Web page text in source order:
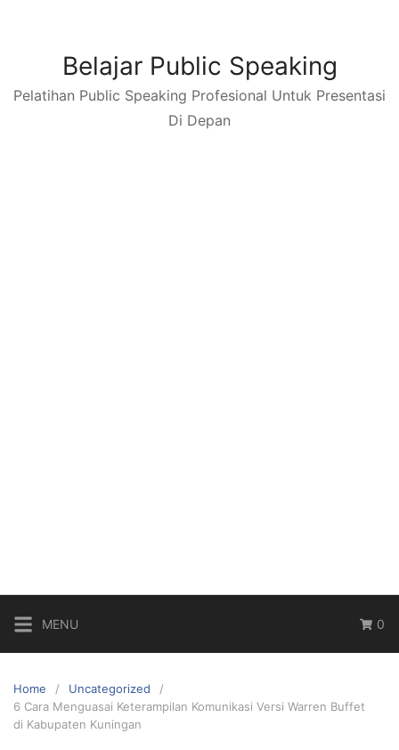
Belajar Public Speaking
Pelatihan Public Speaking Profesional Untuk Presentasi
Di Depan
MENU 0
Home
Uncategorized
6 Cara Menguasai Keterampilan Komunikasi Versi Warren Buffet
di Kabupaten Kuningan